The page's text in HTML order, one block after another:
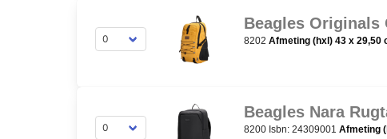
Beagles Originals
8202Afmeting (hxl) 43 x 29,50
Beagles Nara
8200 Isbn: 24309001Afmeting